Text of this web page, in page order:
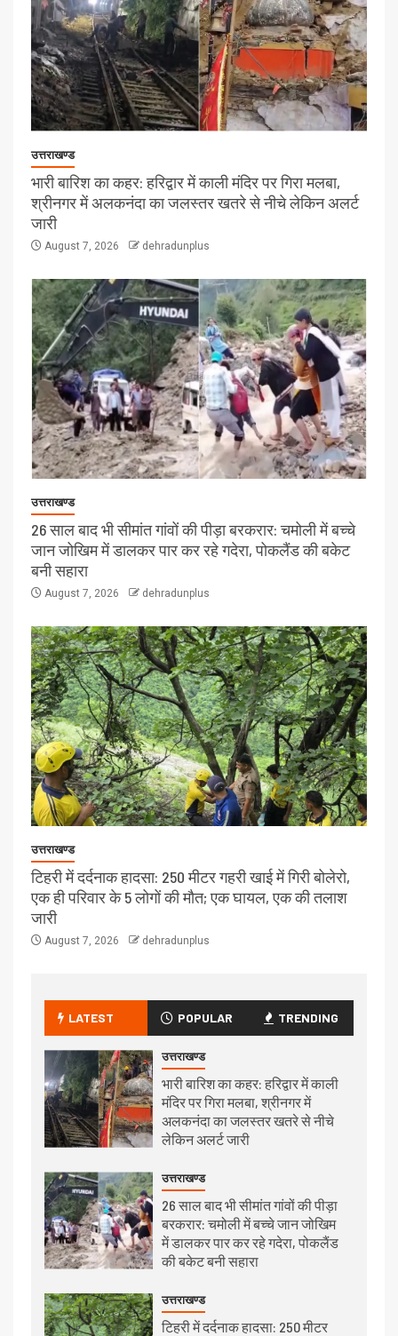
उत्तराखण्ड
भारी बारिश का कहर: हरिद्वार में काली मंदिर पर गिरा मलबा,
श्रीनगर में अलकनंदा का जलस्तर खतरे से नीचे लेकिन अलर्ट
जारी
August 7, 2026 dehradunplus
उत्तराखण्ड
26 साल बाद भी सीमांत गांवों की पीड़ा बरकरार: चमोली में बच्चे
जान जोखिम में डालकर पार कर रहे गदेरा, पोकलैंड की बकेट
बनी सहारा
August 7, 2026 dehradunplus
उत्तराखण्ड
टिहरी में दर्दनाक हादसा: 250 मीटर गहरी खाई में गिरी बोलेरो,
एक ही परिवार के 5 लोगों की मौत; एक घायल, एक की तलाश
जारी
August 7, 2026 dehradunplus
LATEST POPULAR TRENDING
उत्तराखण्ड
भारी बारिश का कहर: हरिद्वार में काली
मंदिर पर गिरा मलबा, श्रीनगर में
अलकनंदा का जलस्तर खतरे से नीचे
लेकिन अलर्ट जारी
उत्तराखण्ड
26 साल बाद भी सीमांत गांवों की पीड़ा
बरकरार: चमोली में बच्चे जान जोखिम
में डालकर पार कर रहे गदेरा, पोकलैंड
की बकेट बनी सहारा
उत्तराखण्ड
टिहरी में दर्दनाक हादसा: 250 मीटर